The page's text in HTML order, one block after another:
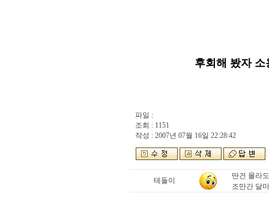
후회해 봤자
파일 :
조회 : 1151
작성 : 2007년 07월 16일 22:28:42
테돌이
딴건 몰라
조만간 달